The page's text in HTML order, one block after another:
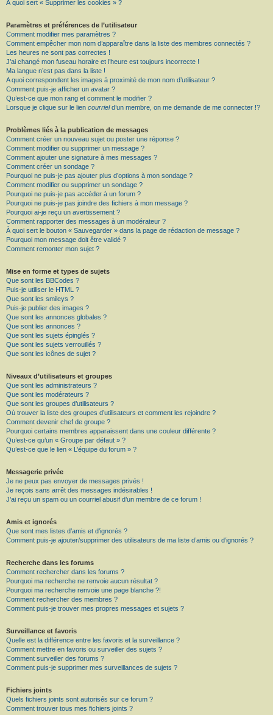
À quoi sert « Supprimer les cookies » ?
Paramètres et préférences de l’utilisateur
Comment modifier mes paramètres ?
Comment empêcher mon nom d’apparaître dans la liste des membres connectés ?
Les heures ne sont pas correctes !
J’ai changé mon fuseau horaire et l’heure est toujours incorrecte !
Ma langue n’est pas dans la liste !
A quoi correspondent les images à proximité de mon nom d’utilisateur ?
Comment puis-je afficher un avatar ?
Qu’est-ce que mon rang et comment le modifier ?
Lorsque je clique sur le lien courrield’un membre, on me demande de me connecter !?
Problèmes liés à la publication de messages
Comment créer un nouveau sujet ou poster une réponse ?
Comment modifier ou supprimer un message ?
Comment ajouter une signature à mes messages ?
Comment créer un sondage ?
Pourquoi ne puis-je pas ajouter plus d’options à mon sondage ?
Comment modifier ou supprimer un sondage ?
Pourquoi ne puis-je pas accéder à un forum ?
Pourquoi ne puis-je pas joindre des fichiers à mon message ?
Pourquoi ai-je reçu un avertissement ?
Comment rapporter des messages à un modérateur ?
À quoi sert le bouton « Sauvegarder » dans la page de rédaction de message ?
Pourquoi mon message doit être validé ?
Comment remonter mon sujet ?
Mise en forme et types de sujets
Que sont les BBCodes ?
Puis-je utiliser le HTML ?
Que sont les smileys ?
Puis-je publier des images ?
Que sont les annonces globales ?
Que sont les annonces ?
Que sont les sujets épinglés ?
Que sont les sujets verrouillés ?
Que sont les icônes de sujet ?
Niveaux d’utilisateurs et groupes
Que sont les administrateurs ?
Que sont les modérateurs ?
Que sont les groupes d’utilisateurs ?
Où trouver la liste des groupes d’utilisateurs et comment les rejoindre ?
Comment devenir chef de groupe ?
Pourquoi certains membres apparaissent dans une couleur différente ?
Qu’est-ce qu’un « Groupe par défaut » ?
Qu’est-ce que le lien « L’équipe du forum » ?
Messagerie privée
Je ne peux pas envoyer de messages privés !
Je reçois sans arrêt des messages indésirables !
J’ai reçu un spam ou un courriel abusif d’un membre de ce forum !
Amis et ignorés
Que sont mes listes d’amis et d’ignorés ?
Comment puis-je ajouter/supprimer des utilisateurs de ma liste d’amis ou d’ignorés ?
Recherche dans les forums
Comment rechercher dans les forums ?
Pourquoi ma recherche ne renvoie aucun résultat ?
Pourquoi ma recherche renvoie une page blanche ?!
Comment rechercher des membres ?
Comment puis-je trouver mes propres messages et sujets ?
Surveillance et favoris
Quelle est la différence entre les favoris et la surveillance ?
Comment mettre en favoris ou surveiller des sujets ?
Comment surveiller des forums ?
Comment puis-je supprimer mes surveillances de sujets ?
Fichiers joints
Quels fichiers joints sont autorisés sur ce forum ?
Comment trouver tous mes fichiers joints ?